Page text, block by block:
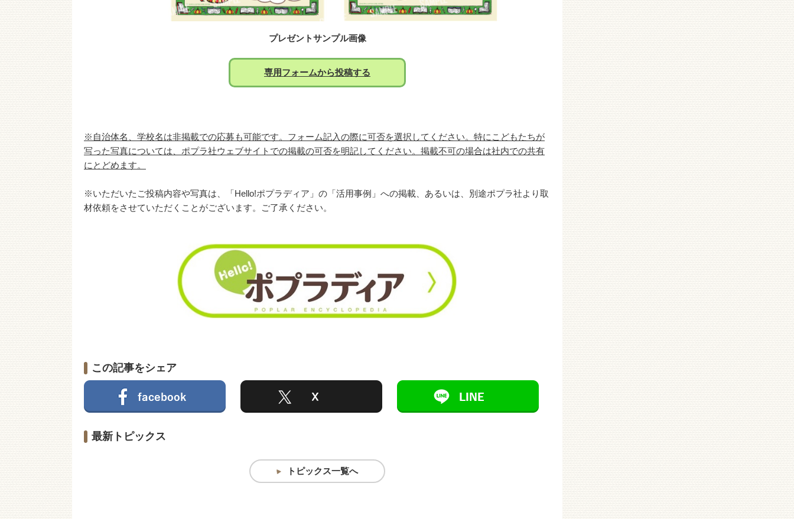
プレゼントサンプル画像
専用フォームから投稿する
※自治体名、学校名は非掲載での応募も可能です。フォーム記入の際に可否を選択してください。特にこどもたちが
写った写真については、ポプラ社ウェブサイトでの掲載の可否を明記してください。掲載不可の場合は社内での共有
にとどめます。
※いただいたご投稿内容や写真は、「Hello!ポプラディア」の「活用事例」への掲載、あるいは、別途ポプラ社より取
材依頼をさせていただくことがございます。ご了承ください。
この記事をシェア
最新トピックス
トピックス一覧へ